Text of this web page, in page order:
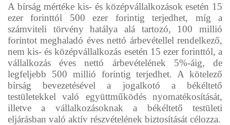
A bírság mértéke kis- és középvállalkozások esetén 15
ezer forinttól 500 ezer forintig terjedhet, míg a
számviteli törvény hatálya alá tartozó, 100 millió
forintot meghaladó éves nettó árbevétellel rendelkező,
nem kis- és középvállalkozás esetén 15 ezer forinttól, a
vállalkozás éves nettó árbevételének 5%-áig, de
legfeljebb 500 millió forintig terjedhet. A kötelező
bírság bevezetésével a jogalkotó a békéltető
testületekkel való együttműködés nyomatékosítását,
illetve a vállalkozásoknak a békéltető testületi
eljárásban való aktív részvételének biztosítását célozza.